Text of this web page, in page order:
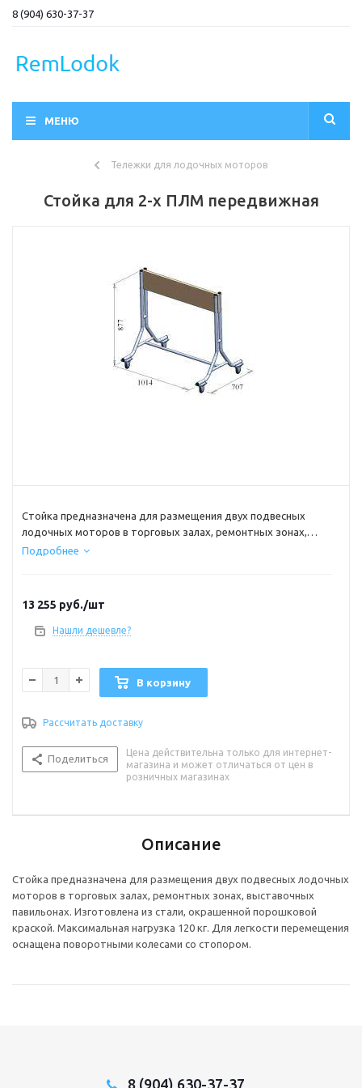
8 (904) 630-37-37
МЕНЮ
Тележки для лодочных моторов
Стойка для 2-х ПЛМ передвижная
Стойка предназначена для размещения двух подвесных
лодочных моторов в торговых залах, ремонтных зонах,
выставочных павильонах. Изготовлена из стали, окрашенной
Подробнее
13 255 руб./шт
Нашли дешевле?
В корзину
Рассчитать доставку
Поделиться
Цена действительна только для интернет-
магазина и может отличаться от цен в
розничных магазинах
Описание
Стойка предназначена для размещения двух подвесных лодочных
моторов в торговых залах, ремонтных зонах, выставочных
павильонах. Изготовлена из стали, окрашенной порошковой
краской. Максимальная нагрузка 120 кг. Для легкости перемещения
оснащена поворотными колесами со стопором.
8 (904) 630-37-37